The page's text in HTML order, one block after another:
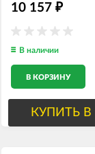
10 157 ₽
В наличии
В КОРЗИНУ
КУПИТЬ В